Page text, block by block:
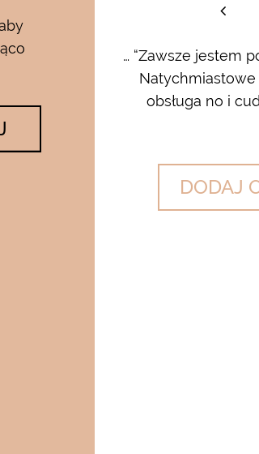
oczy…..od
to strzał w
utrzymuje się ...
… “Zawsze jestem
Natychmiastowe
obsługa no i
DODAJ